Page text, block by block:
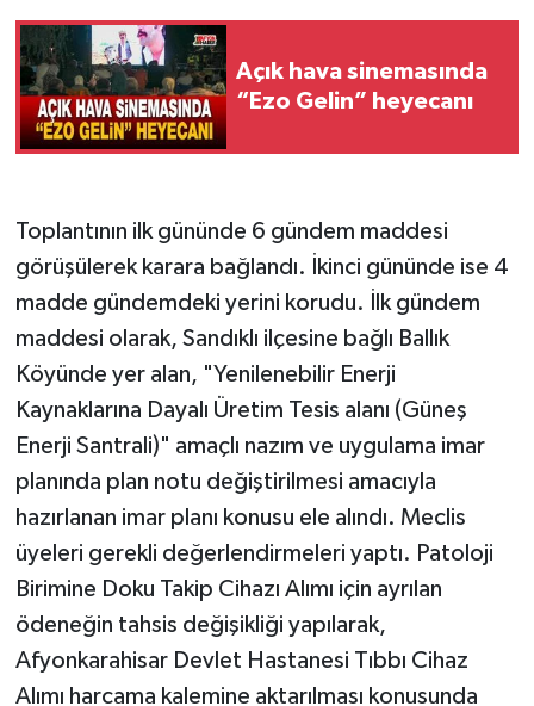
Açık hava sinemasında
“Ezo Gelin” heyecanı
Toplantının ilk gününde 6 gündem maddesi
görüşülerek karara bağlandı. İkinci gününde ise 4
madde gündemdeki yerini korudu. İlk gündem
maddesi olarak, Sandıklı ilçesine bağlı Ballık
Köyünde yer alan, "Yenilenebilir Enerji
Kaynaklarına Dayalı Üretim Tesis alanı (Güneş
Enerji Santrali)" amaçlı nazım ve uygulama imar
planında plan notu değiştirilmesi amacıyla
hazırlanan imar planı konusu ele alındı. Meclis
üyeleri gerekli değerlendirmeleri yaptı. Patoloji
Birimine Doku Takip Cihazı Alımı için ayrılan
ödeneğin tahsis değişikliği yapılarak,
Afyonkarahisar Devlet Hastanesi Tıbbı Cihaz
Alımı harcama kalemine aktarılması konusunda